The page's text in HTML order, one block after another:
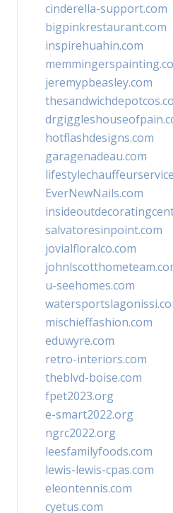
cinderella-support.com
bigpinkrestaurant.com
inspirehuahin.com
jeremypbeasley.com
hotflashdesigns.com
garagenadeau.com
EverNewNails.com
salvatoresinpoint.com
jovialfloralco.com
u-seehomes.com
mischieffashion.com
eduwyre.com
retro-interiors.com
theblvd-boise.com
fpet2023.org
e-smart2022.org
ngrc2022.org
leesfamilyfoods.com
lewis-lewis-cpas.com
eleontennis.com
cyetus.com